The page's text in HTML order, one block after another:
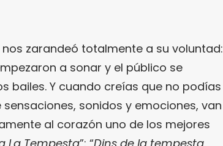
zarandeó totalmente a su voluntad:
a sonar y el público se
bailes. Y cuando creías que no podías
sonidos y emociones, van
al corazón uno de los mejores